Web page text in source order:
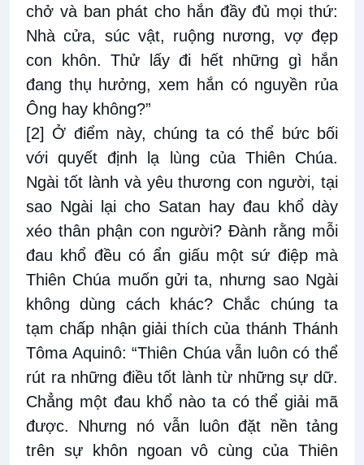
chở và ban phát cho hắn đầy đủ mọi thứ:
Nhà cửa, súc vật, ruộng nương, vợ đẹp
con khôn. Thử lấy đi hết những gì hắn
đang thụ hưởng, xem hắn có nguyền rủa
Ông hay không?”
[2] Ở điểm này, chúng ta có thể bức bối
với quyết định lạ lùng của Thiên Chúa.
Ngài tốt lành và yêu thương con người, tại
sao Ngài lại cho Satan hay đau khổ dày
xéo thân phận con người? Đành rằng mỗi
đau khổ đều có ẩn giấu một sứ điệp mà
Thiên Chúa muốn gửi ta, nhưng sao Ngài
không dùng cách khác? Chắc chúng ta
tạm chấp nhận giải thích của thánh Thánh
Tôma Aquinô: “Thiên Chúa vẫn luôn có thể
rút ra những điều tốt lành từ những sự dữ.
Chẳng một đau khổ nào ta có thể giải mã
được. Nhưng nó vẫn luôn đặt nền tảng
trên sự khôn ngoan vô cùng của Thiên